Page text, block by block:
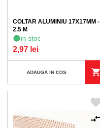
COLTAR ALUMINIU 17X17MM -
2.5 M
in stoc
2,97 lei
ADAUGA IN COS